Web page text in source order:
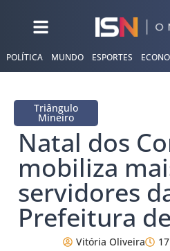
POLÍTICA MUNDO ESPORTES
Triângulo
Mineiro
Natal dos
mobiliza
servidores
Prefeitura
Vitória Oliveira